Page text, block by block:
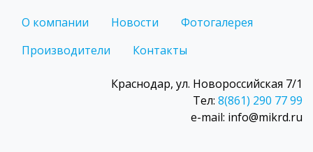
О компании Новости
Фотогалерея
Производители
Контакты
Краснодар, ул. Новороссийская 7/1
Тел: 8(861) 290 77 99
e-mail: info@mikrd.ru